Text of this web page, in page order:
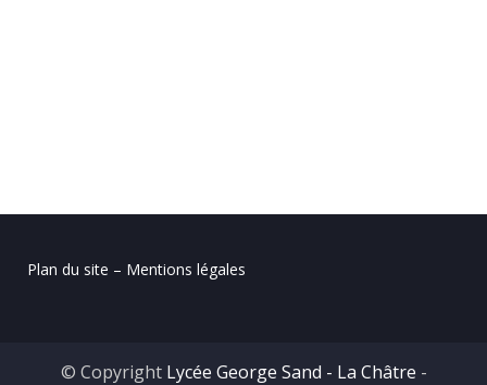
Plan du site – Mentions légales
© Copyright Lycée George Sand - La Châtre -